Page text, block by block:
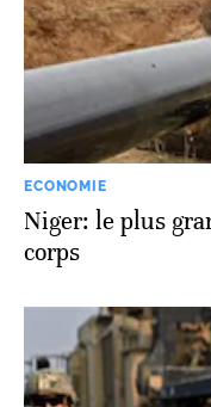
ECONOMIE
Niger: le plus
corps